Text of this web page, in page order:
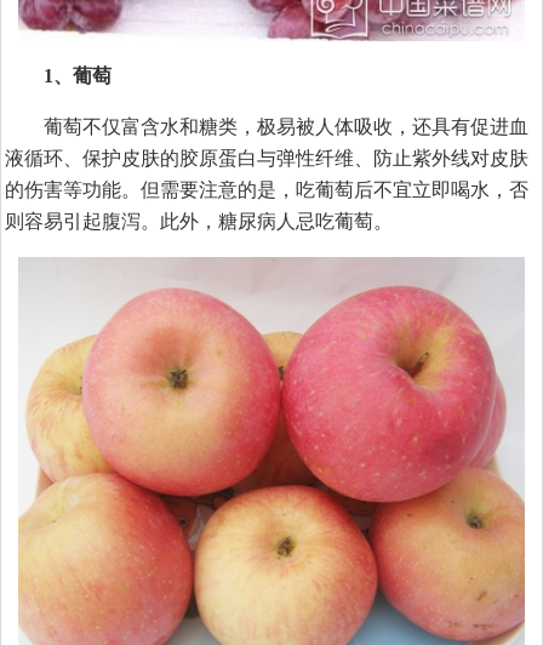
1、葡萄
葡萄不仅富含水和糖类，极易被人体吸收，还具有促进血
液循环、保护皮肤的胶原蛋白与弹性纤维、防止紫外线对皮肤
的伤害等功能。但需要注意的是，吃葡萄后不宜立即喝水，否
则容易引起腹泻。此外，糖尿病人忌吃葡萄。